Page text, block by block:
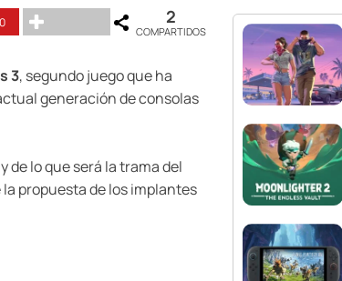
0 2
COMPARTIDOS
3, segundo juego que ha
generación de consolas
de lo que será la trama del
propuesta de los implantes